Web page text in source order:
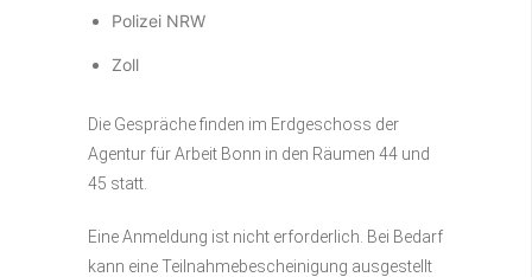
Polizei NRW
Zoll
Die Gespräche finden im Erdgeschoss der
Agentur für Arbeit Bonn in den Räumen 44 und
45 statt.
Eine Anmeldung ist nicht erforderlich. Bei Bedarf
kann eine Teilnahmebescheinigung ausgestellt